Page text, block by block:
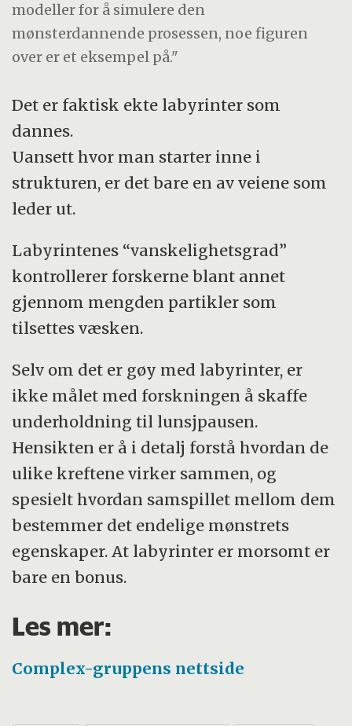
modeller for å simulere den
mønsterdannende prosessen, noe figuren
over er et eksempel på."
Det er faktisk ekte labyrinter som
dannes.
Uansett hvor man starter inne i
strukturen, er det bare en av veiene som
leder ut.
Labyrintenes “vanskelighetsgrad”
kontrollerer forskerne blant annet
gjennom mengden partikler som
tilsettes væsken.
Selv om det er gøy med labyrinter, er
ikke målet med forskningen å skaffe
underholdning til lunsjpausen.
Hensikten er å i detalj forstå hvordan de
ulike kreftene virker sammen, og
spesielt hvordan samspillet mellom dem
bestemmer det endelige mønstrets
egenskaper. At labyrinter er morsomt er
bare en bonus.
Les mer:
Complex-gruppens nettside